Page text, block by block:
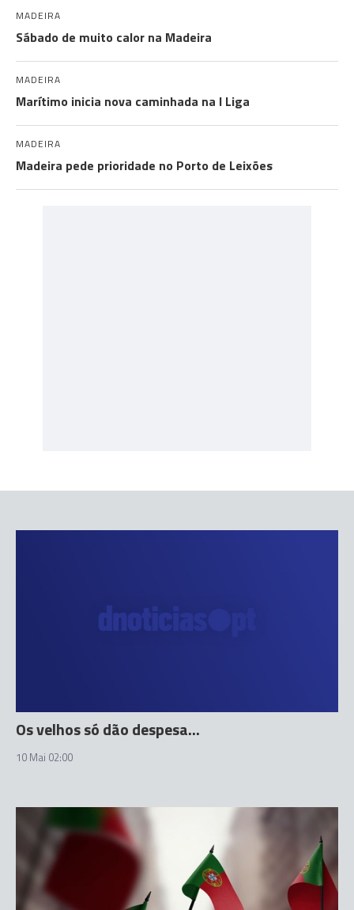
MADEIRA
Sábado de muito calor na Madeira
MADEIRA
Marítimo inicia nova caminhada na I Liga
MADEIRA
Madeira pede prioridade no Porto de Leixões
Os velhos só dão despesa...
10 Mai 02:00